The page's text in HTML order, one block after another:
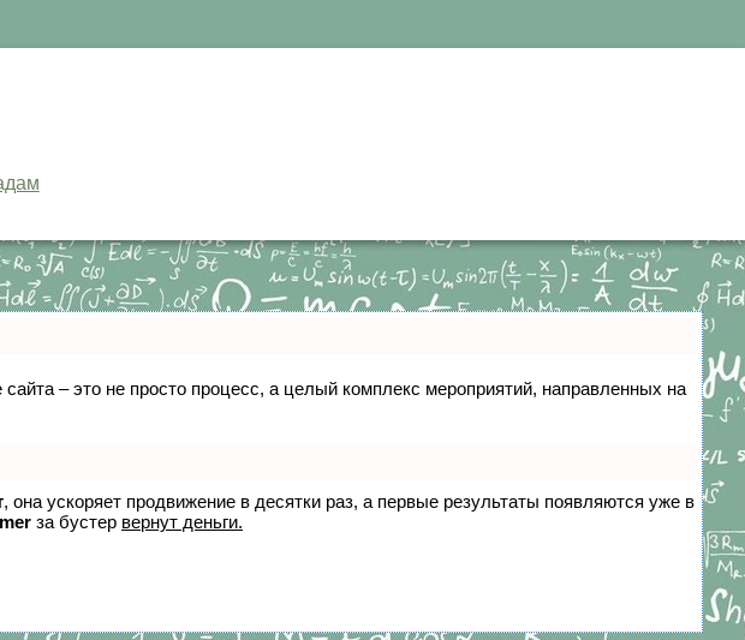
– это не просто процесс, а целый комплекс мероприятий, направленных на
, она ускоряет продвижение в десятки раз, а первые результаты появляются уже в
за бустер вернут деньги.